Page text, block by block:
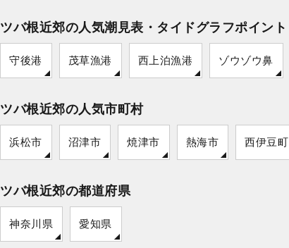
ツバ根近郊の人気潮見表・タイドグラフポイント
守後港 茂草漁港 西上泊漁港 ゾウゾウ鼻
ツバ根近郊の人気市町村
浜松市 沼津市 焼津市 熱海市 西伊豆町
ツバ根近郊の都道府県
神奈川県 愛知県